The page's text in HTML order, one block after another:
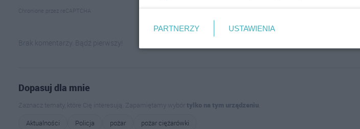
Chronione przez reCAPTCHA
Brak komentarzy. Bądź pierwszy!
Dopasuj dla mnie
Zaznacz tematy, które Cię interesują. Zapamiętamy wybórtylko na tym urządzeniu.
Aktualności
Policja pożar pożar ciężarówki
PARTNERZY USTAWIENIA